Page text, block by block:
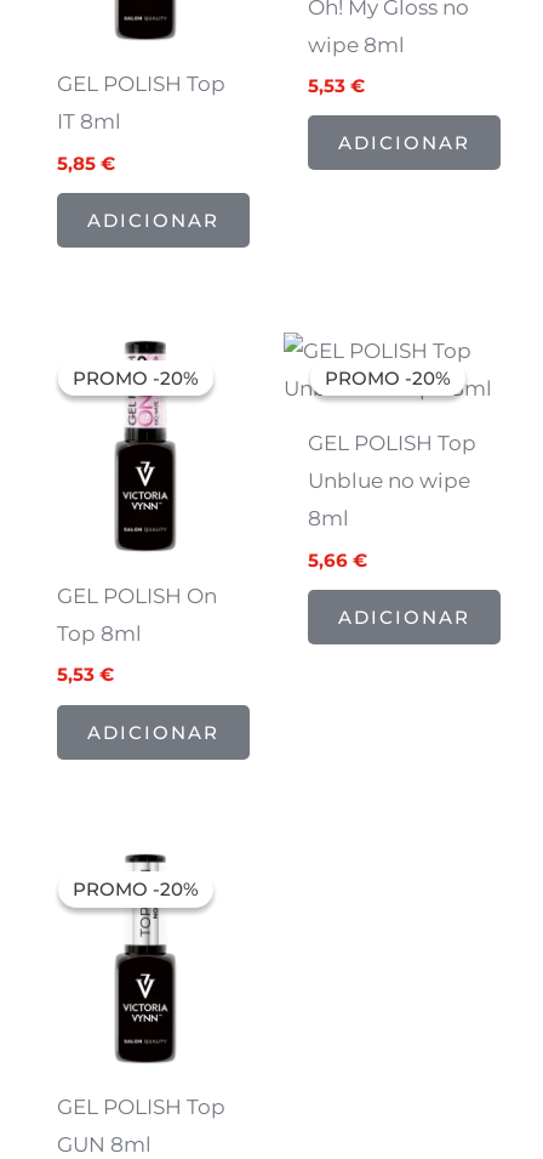
GEL POLISH Top
IT 8ml
5,85 €
ADICIONAR
Oh! My Gloss no
wipe 8ml
5,53€
ADICIONAR
PROMO -20%
PROMO -20%
GEL POLISH On
Top 8ml
preço
original
5,53 €
O
preço
atual
5,53 €.
ADICIONAR
PROMO -20%
PROMO -20%
GEL POLISH Top
Unblue no wipe
8ml
O
preço
original
7,07 €.
5,66€
O
preço
atual
5,66 €.
ADICIONAR
PROMO -20%
PROMO -20%
GEL POLISH Top
GUN 8ml
preço
original
preço
atual
7,15 €.